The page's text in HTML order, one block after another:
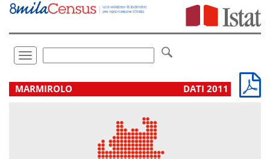
Vai
direttamente
Toggle
navigation
.
MARMIROLO DATI 2011